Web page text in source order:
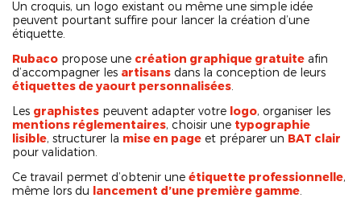
Un croquis, un logo existant ou même une simple idée
peuvent pourtant suffire pour lancer la création d’une
étiquette.
Rubaco propose une création graphique gratuite afin
d’accompagner les artisans dans la conception de leurs
étiquettes de yaourt personnalisées
Les graphistes peuvent adapter votre logo, organiser les
mentions réglementaires, choisir une typographie
lisible, structurer la mise en page et préparer un BAT clair
pour validation.
Ce travail permet d’obtenir une étiquette professionnelle,
même lors du lancement d’une première gamme